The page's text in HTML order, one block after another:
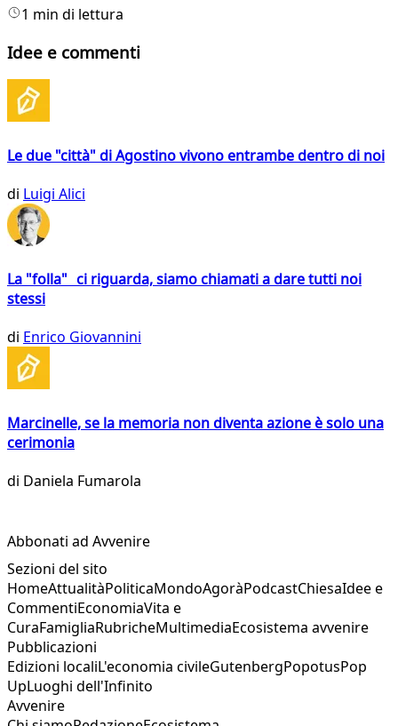
1 min di lettura
Idee e commenti
Le due "città" di Agostino vivono entrambe dentro di noi
di Luigi Alici
La "folla" ci riguarda, siamo chiamati a dare tutti noi
stessi
di Enrico Giovannini
Marcinelle, se la memoria non diventa azione è solo una
cerimonia
di Daniela Fumarola
Abbonati ad Avvenire
Sezioni del sito
HomeAttualitàPoliticaMondoAgoràPodcastChiesaIdee e
CommentiEconomiaVita e
CuraFamigliaRubricheMultimediaEcosistema avvenire
Pubblicazioni
Edizioni localiL'economia civileGutenbergPopotusPop
UpLuoghi dell'Infinito
Avvenire